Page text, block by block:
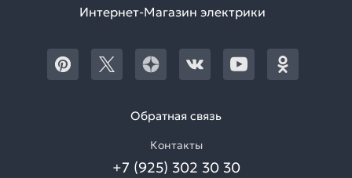
Интернет-Магазин электрики
Обратная связь
Контакты
+7 (925) 302 30 30